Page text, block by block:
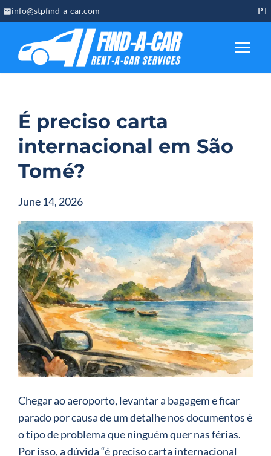
Skip
to
content
info@stpfind-a-car.com PT
É preciso carta
internacional em São
Tomé?
June 14, 2026
Chegar ao aeroporto, levantar a bagagem e ficar
parado por causa de um detalhe nos documentos é
o tipo de problema que ninguém quer nas férias.
Por isso, a dúvida “é preciso carta internacional